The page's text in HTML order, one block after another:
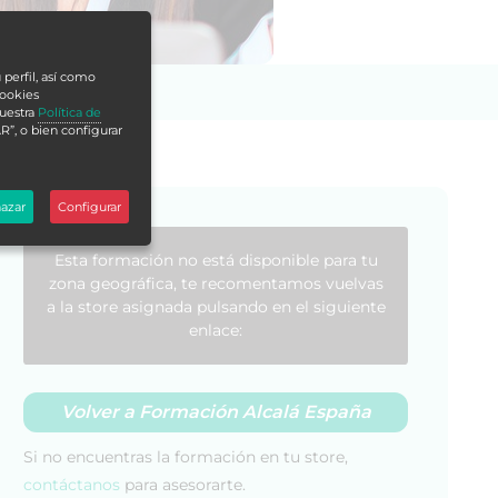
Esta formación no está disponible para tu
zona geográfica, te recomentamos vuelvas
a la store asignada pulsando en el siguiente
enlace:
Volver a Formación Alcalá España
Si no encuentras la formación en tu store,
contáctanos para asesorarte.
perfil, así como
Política de
o bien configurar
Configurar